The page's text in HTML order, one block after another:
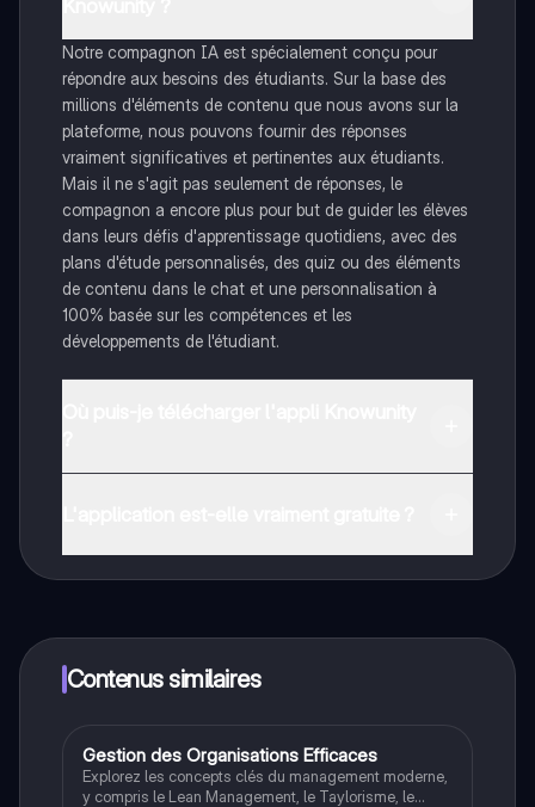
Notre compagnon IA est spécialement conçu pour
répondre aux besoins des étudiants. Sur la base des
millions d'éléments de contenu que nous avons sur la
plateforme, nous pouvons fournir des réponses
vraiment significatives et pertinentes aux étudiants.
Mais il ne s'agit pas seulement de réponses, le
compagnon a encore plus pour but de guider les élèves
dans leurs défis d'apprentissage quotidiens, avec des
plans d'étude personnalisés, des quiz ou des éléments
de contenu dans le chat et une personnalisation à
100% basée sur les compétences et les
développements de l'étudiant.
limites!
Contenus similaires
STMG
Gestion des Organisations Efficaces
Explorez les concepts clés du management moderne,
y compris le Lean Management, le Taylorisme, le